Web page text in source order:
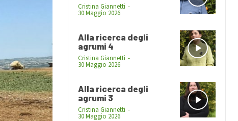
Cristina Giannetti -
30 Maggio 2026
Alla ricerca degli
agrumi 4
Cristina Giannetti -
30 Maggio 2026
Alla ricerca degli
agrumi 3
Cristina Giannetti -
30 Maggio 2026